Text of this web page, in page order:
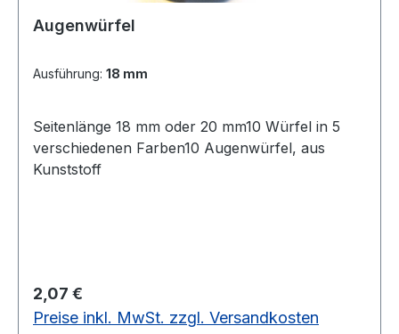
Augenwürfel
Ausführung: 18 mm
Seitenlänge 18 mm oder 20 mm10 Würfel in 5
verschiedenen Farben10 Augenwürfel, aus
Kunststoff
Regulärer Preis:
2,07 €
Preise inkl. MwSt. zzgl. Versandkosten